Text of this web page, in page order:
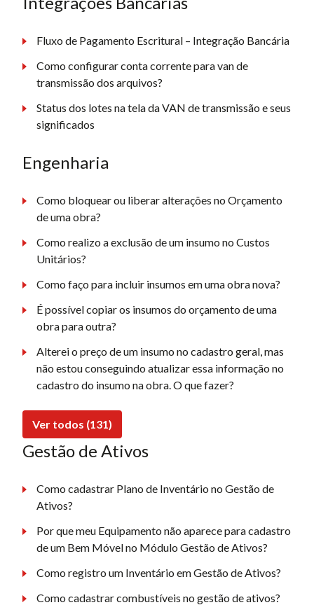
Fluxo de Pagamento Escritural – Integração Bancária
Como configurar conta corrente para van de
transmissão dos arquivos?
Status dos lotes na tela da VAN de transmissão e seus
significados
Engenharia
Como bloquear ou liberar alterações no Orçamento
de uma obra?
Como realizo a exclusão de um insumo no Custos
Unitários?
Como faço para incluir insumos em uma obra nova?
É possível copiar os insumos do orçamento de uma
obra para outra?
Alterei o preço de um insumo no cadastro geral, mas
não estou conseguindo atualizar essa informação no
cadastro do insumo na obra. O que fazer?
Ver todos (131)
Gestão de Ativos
Como cadastrar Plano de Inventário no Gestão de
Ativos?
Por que meu Equipamento não aparece para cadastro
de um Bem Móvel no Módulo Gestão de Ativos?
Como registro um Inventário em Gestão de Ativos?
Como cadastrar combustíveis no gestão de ativos?